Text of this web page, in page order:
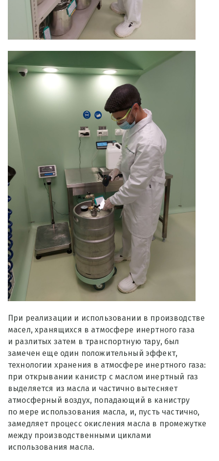
При реализации и использовании в производстве
масел, хранящихся в атмосфере инертного газа
и разлитых затем в транспортную тару, был
замечен еще один положительный эффект,
технологии хранения в атмосфере инертного газа:
при открывании канистр с маслом инертный газ
выделяется из масла и частично вытесняет
атмосферный воздух, попадающий в канистру
по мере использования масла, и, пусть частично,
замедляет процесс окисления масла в промежутке
между производственными циклами
использования масла.